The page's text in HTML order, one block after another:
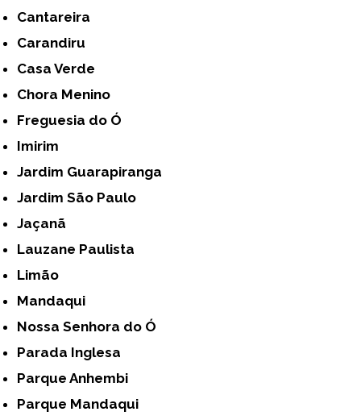
Cantareira
Carandiru
Casa Verde
Chora Menino
Freguesia do Ó
Imirim
Jardim Guarapiranga
Jardim São Paulo
Jaçanã
Lauzane Paulista
Limão
Mandaqui
Nossa Senhora do Ó
Parada Inglesa
Parque Anhembi
Parque Mandaqui